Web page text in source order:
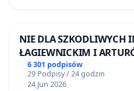
NIE DLA SZKODLIWYCH
ŁAGIEWNICKIM I
6 301 podpisów
29 Podpisy / 24 godzin
24 Jun 2026